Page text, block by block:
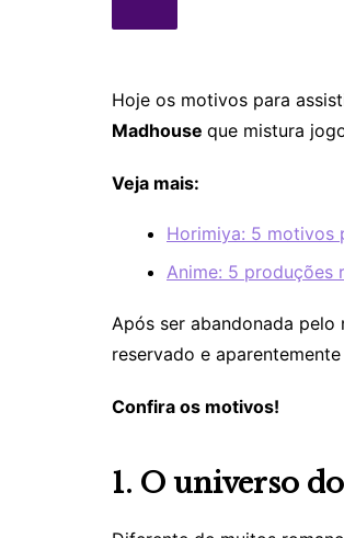
Hoje os motivos para
Madhouse que mistura
Veja mais:
Horimiya: 5 motivos
Anime: 5 produções
Após ser abandonada pelo
reservado e
Confira os motivos!
1. O universo